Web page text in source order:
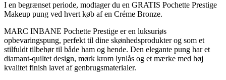
I en begrænset periode, modtager du en GRATIS Pochette Prestige
Makeup pung ved hvert køb af en Créme Bronze.
MARC INBANE Pochette Prestige er en luksuriøs
opbevaringspung, perfekt til dine skønhedsprodukter og som et
stilfuldt tilbehør til både ham og hende. Den elegante pung har et
diamant-quiltet design, mørk krom lynlås og et mærke med høj
kvalitet finish lavet af genbrugsmaterialer.